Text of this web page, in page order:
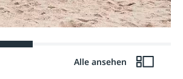
Alle ansehen